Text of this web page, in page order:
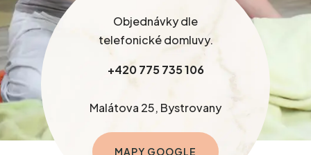
Objednávky dle
telefonické domluvy.
+420 775 735 106
Malátova 25, Bystrovany
MAPY GOOGLE